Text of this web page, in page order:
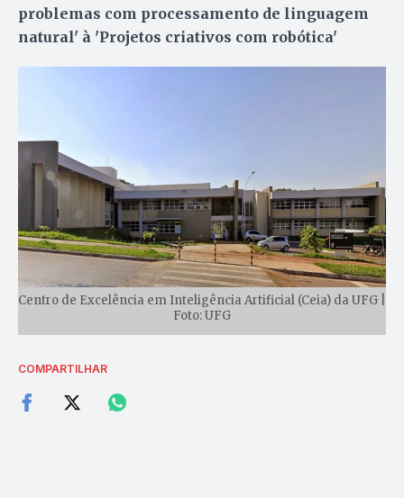
problemas com processamento de linguagem
natural' à 'Projetos criativos com robótica'
Centro de Excelência em Inteligência Artificial (Ceia) da UFG |
Foto: UFG
COMPARTILHAR